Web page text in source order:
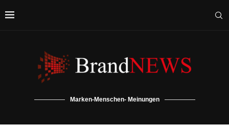
Marken-Menschen- Meinungen